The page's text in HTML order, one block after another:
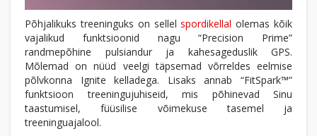
Põhjalikuks treeninguks on sellelspordikellal olemas kõik
vajalikud funktsioonid nagu “Precision Prime”
randmepõhine pulsiandur ja kahesageduslik GPS.
Mõlemad on nüüd veelgi täpsemad võrreldes eelmise
põlvkonna Ignite kelladega. Lisaks annab “FitSpark™”
funktsioon treeningujuhiseid, mis põhinevad Sinu
taastumisel, füüsilise võimekuse tasemel ja
treeninguajalool.